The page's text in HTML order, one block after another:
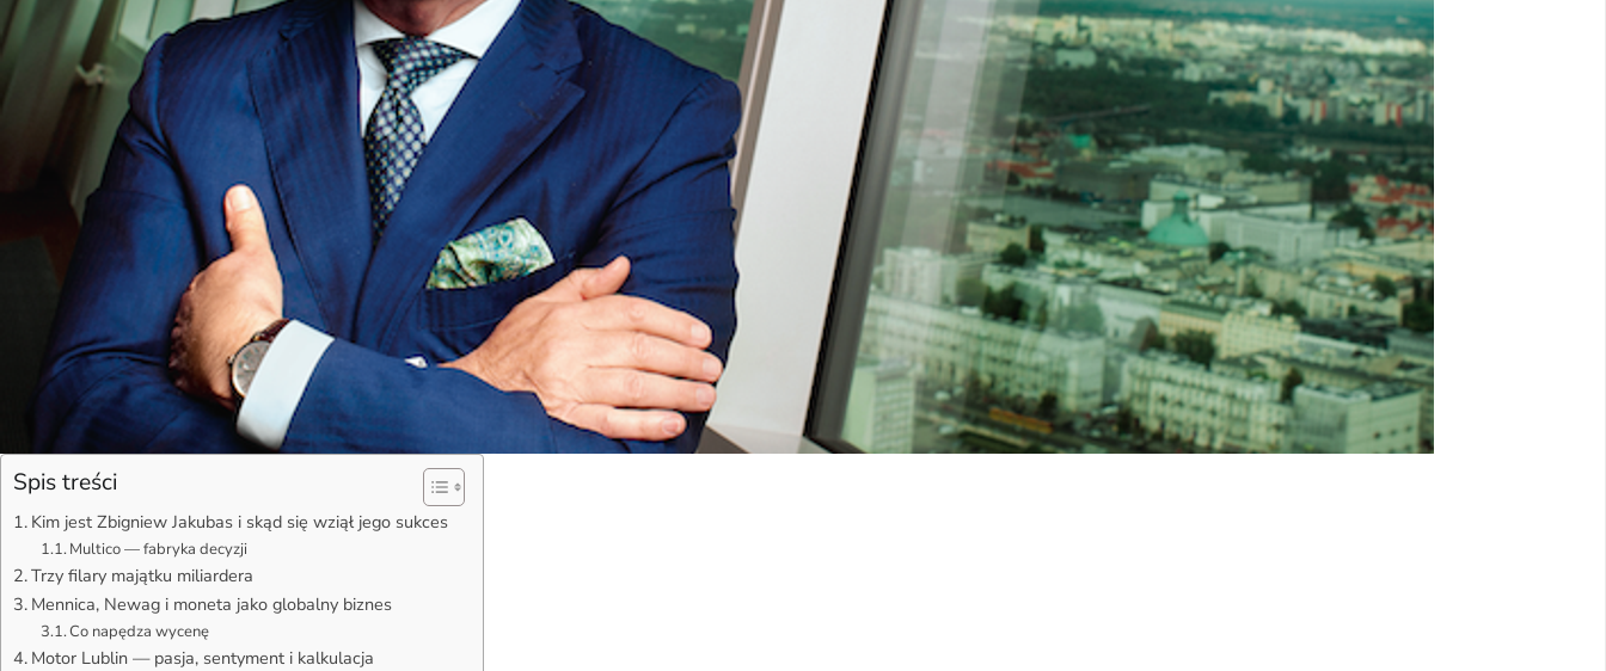
Spis treści
Kim jest Zbigniew Jakubas i skąd się wziął jego sukces
Multico — fabryka decyzji
Trzy filary majątku miliardera
Mennica, Newag i moneta jako globalny biznes
Co napędza wycenę
Motor Lublin — pasja, sentyment i kalkulacja